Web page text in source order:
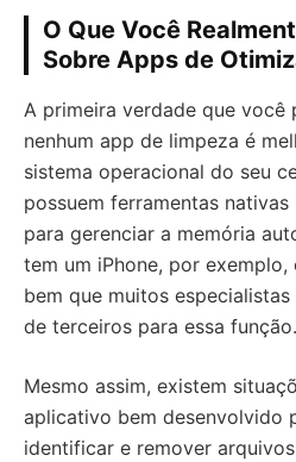
O Que Você
Sobre Apps de
A primeira verdade que você
nenhum app de limpeza é
sistema operacional do seu
possuem ferramentas
para gerenciar a memória
tem um iPhone, por
bem que muitos
de terceiros para essa função.
Mesmo assim, existem
aplicativo bem desenvolvido
identificar e remover